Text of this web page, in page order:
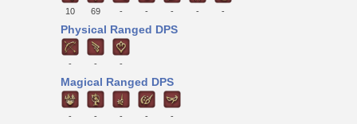
10 69 - - - - -
Physical Ranged DPS
- - -
Magical Ranged DPS
- - - - -